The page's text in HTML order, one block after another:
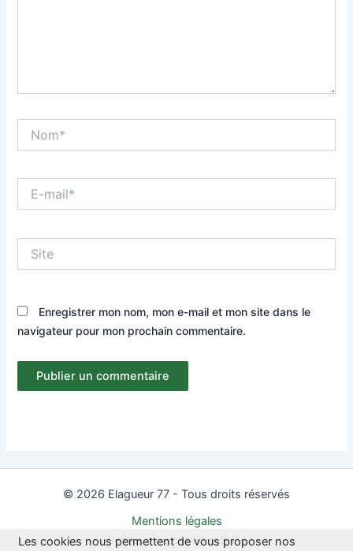
mail*
Enregistrer mon nom, mon e-mail et mon site dans le
navigateur pour mon prochain commentaire.
© 2026 Elagueur 77 - Tous droits réservés
Mentions légales
Politique de confidentialité
Les cookies nous permettent de vous proposer nos